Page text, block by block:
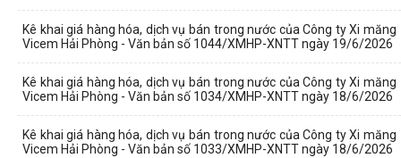
Kê khai giá hàng hóa, dịch vụ bán trong nước của Công ty Xi măng
Vicem Hải Phòng - Văn bản số 1044/XMHP-XNTT ngày 19/6/2026
Kê khai giá hàng hóa, dịch vụ bán trong nước của Công ty Xi măng
Vicem Hải Phòng - Văn bản số 1034/XMHP-XNTT ngày 18/6/2026
Kê khai giá hàng hóa, dịch vụ bán trong nước của Công ty Xi măng
Vicem Hải Phòng - Văn bản số 1033/XMHP-XNTT ngày 18/6/2026